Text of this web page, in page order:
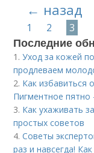
← назад
1 2 3
Последние
1.Уход за кожей
продлеваем
2. Как избавиться
Пигментное
3. Как ухаживать
простых советов
4.Советы
раз и навсегда!